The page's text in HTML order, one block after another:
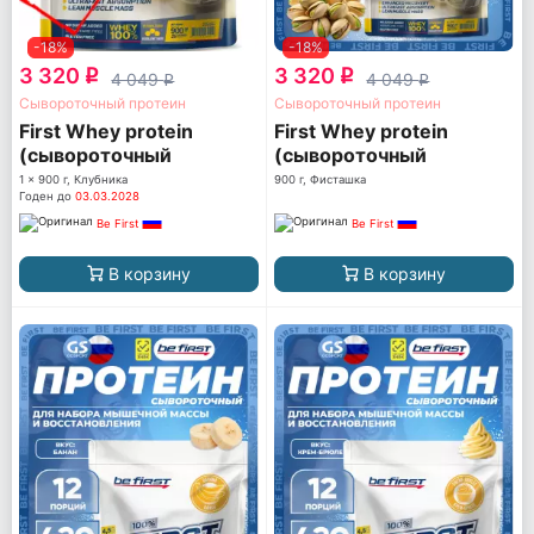
-18%
3 320 q 4 049q
Сывороточный протеин
First Whey protein
(сывороточный
протеин)
1 x 900 г, Клубника
Годен до03.03.2028
Be First
В корзину
-18%
3 320 q 4 049q
Сывороточный протеин
First Whey protein
(сывороточный
протеин)
900 г, Фисташка
Be First
В корзину